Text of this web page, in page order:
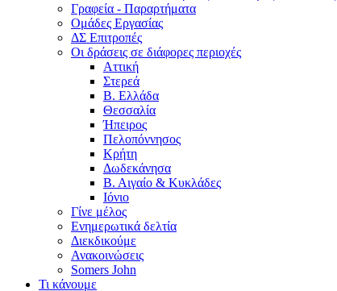
Γραφεία - Παραρτήματα
Ομάδες Εργασίας
ΔΣ Επιτροπές
Οι δράσεις σε διάφορες περιοχές
Αττική
Στερεά
Β. Ελλάδα
Θεσσαλία
Ήπειρος
Πελοπόννησος
Κρήτη
Δωδεκάνησα
Β. Αιγαίο & Κυκλάδες
Ιόνιο
Γίνε μέλος
Ενημερωτικά δελτία
Διεκδικούμε
Ανακοινώσεις
Somers John
Τι κάνουμε